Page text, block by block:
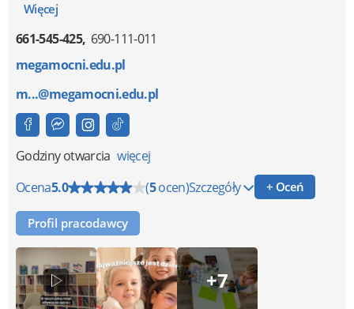
Więcej
661-545-425 690-111-011
megamocni.edu.pl
m...@megamocni.edu.pl
Godziny otwarcia więcej
Ocena5.0 (5ocen)Szczegóły + Oceń
Profil pracodawcy
+7